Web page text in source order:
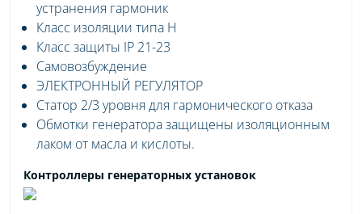
устранения гармоник
Класс изоляции типа H
Класс защиты IP 21-23
Самовозбуждение
ЭЛЕКТРОННЫЙ РЕГУЛЯТОР
Статор 2/3 уровня для гармонического отказа
Обмотки генератора защищены изоляционным
лаком от масла и кислоты.
Контроллеры генераторных установок